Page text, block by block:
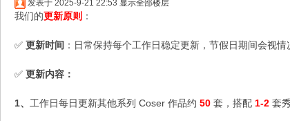
发表于 2025-9-21 22:53 显示全部楼层
我们的更新原则 ：
✅ 更新时间 ：日常保持每个工作日稳定更新，节假日期间会视情
✅ 更新内容：
1、 工作日每日更新其他系列 Coser 作品约 50 套，搭配 1-2 套